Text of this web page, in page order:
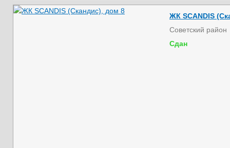
ЖК SCANDIS
Советский район
Сдан